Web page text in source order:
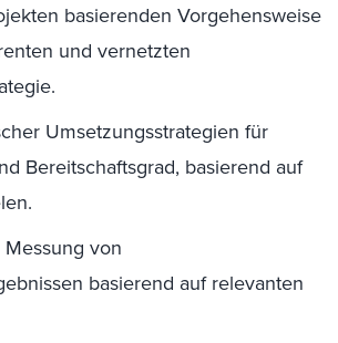
basierenden Vorgehensweise
und vernetzten
Umsetzungsstrategien für
Bereitschaftsgrad, basierend auf
von
basierend auf relevanten